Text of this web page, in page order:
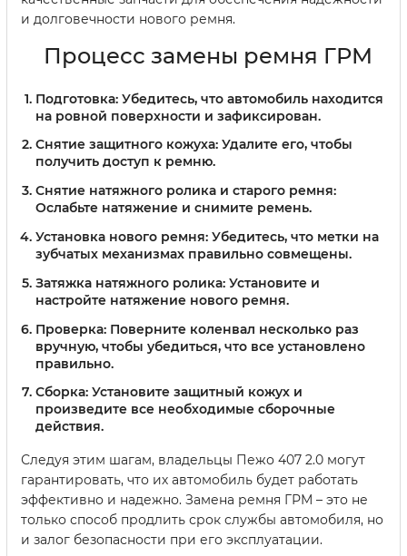
и долговечности нового ремня.
Процесс замены ремня ГРМ
Подготовка: Убедитесь, что автомобиль находится
на ровной поверхности и зафиксирован.
Снятие защитного кожуха: Удалите его, чтобы
получить доступ к ремню.
Снятие натяжного ролика и старого ремня:
Ослабьте натяжение и снимите ремень.
Установка нового ремня: Убедитесь, что метки на
зубчатых механизмах правильно совмещены.
Затяжка натяжного ролика: Установите и
настройте натяжение нового ремня.
Проверка: Поверните коленвал несколько раз
вручную, чтобы убедиться, что все установлено
правильно.
Сборка: Установите защитный кожух и
произведите все необходимые сборочные
действия.
Следуя этим шагам, владельцы Пежо 407 2.0 могут
гарантировать, что их автомобиль будет работать
эффективно и надежно. Замена ремня ГРМ – это не
только способ продлить срок службы автомобиля, но
и залог безопасности при его эксплуатации.